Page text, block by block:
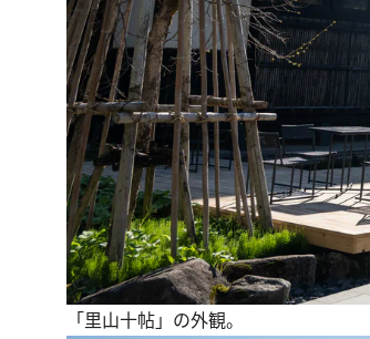
「里山十帖」の外観。